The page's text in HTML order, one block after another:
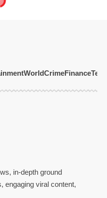
WorldCrimeFinance
in-depth ground
engaging viral content,